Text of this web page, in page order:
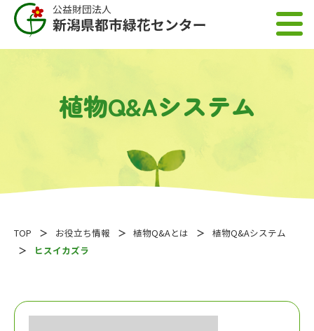
植物Q&Aシステム
TOP お役立ち情報 植物Q&Aとは
植物Q&Aシステム
ヒスイカズラ